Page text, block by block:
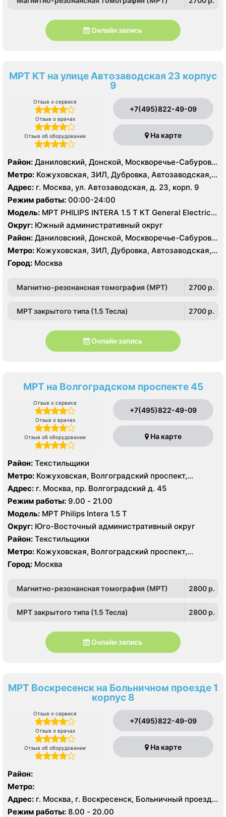
Онлайн запись
МРТ КТ на улице Автозаводская 23 корпус
9
Отзыв о сервисе
Отзыв о врачах
Отзыв об оборудовании
+7(495)822-49-09
На карте
Район: Даниловский, Донской, Москворечье-Сабурово,
Нагатино-Садовники, Нагатинский Затон, Нагорный
Метро: Кожуховская, ЗИЛ, Дубровка, Автозаводская,
Нагатинская, Технопарк, Тульская, Угрешская
Адрес: г. Москва, ул. Автозаводская, д. 23, корп. 9
Режим работы: 00:00-24:00
Модель: МРТ PHILIPS INTERA 1.5 T КТ General Electric
LIGHT SPEED 64 среза
Округ: Южный административный округ
Район: Даниловский, Донской, Москворечье-Сабурово,
Нагатино-Садовники, Нагатинский Затон, Нагорный
Метро: Кожуховская, ЗИЛ, Дубровка, Автозаводская,
Нагатинская, Технопарк, Тульская, Угрешская
Город: Москва
Магнитно-резонансная томография (МРТ) 2700 p.
МРТ закрытого типа (1.5 Тесла) 2700 p.
Онлайн запись
МРТ на Волгоградском проспекте 45
Отзыв о сервисе
Отзыв о врачах
Отзыв об оборудовании
+7(495)822-49-09
На карте
Район: Текстильщики
Метро: Кожуховская, Волгоградский проспект,
Текстильщики
Адрес: г. Москва, пр. Волгоградский д. 45
Режим работы: 9.00 - 21.00
Модель: МРТ Philips Intera 1.5 T
Округ: Юго-Восточный административный округ
Район: Текстильщики
Метро: Кожуховская, Волгоградский проспект,
Текстильщики
Город: Москва
Магнитно-резонансная томография (МРТ) 2800 p.
МРТ закрытого типа (1.5 Тесла) 2800 p.
Онлайн запись
МРТ Воскресенск на Больничном проезде 1
корпус 8
Отзыв о сервисе
Отзыв о врачах
Отзыв об оборудовании
+7(495)822-49-09
На карте
Район:
Метро:
Адрес: г. Москва, г. Воскресенск, Больничный проезд,
д. 1, корп. 8
Режим работы: 8.00 - 20.00